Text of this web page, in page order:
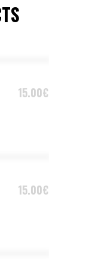
15.00€
15.00€